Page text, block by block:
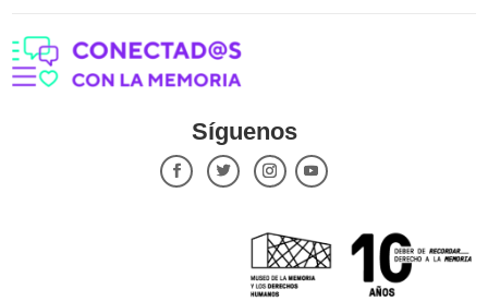
Síguenos